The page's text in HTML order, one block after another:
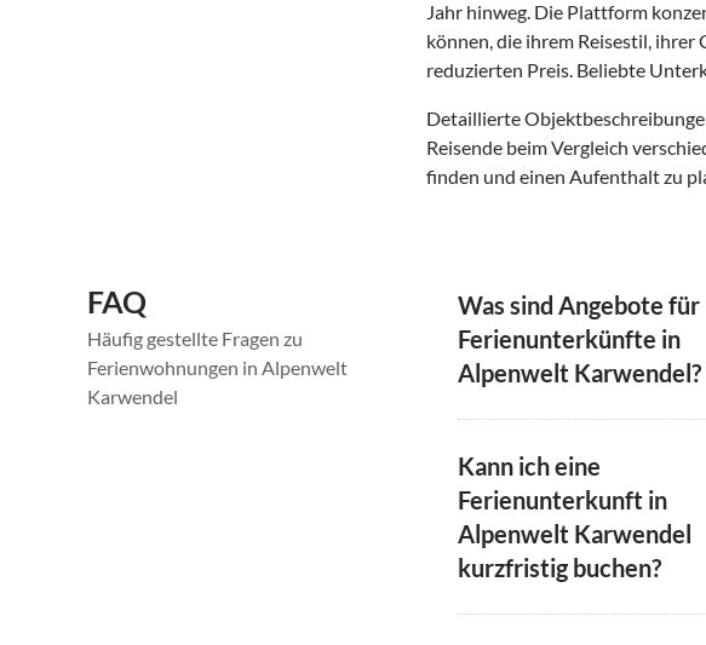
Jahr hinweg. Die Plattform
können, die ihrem Reisestil,
reduzierten Preis. Beliebte
Detaillierte
Reisende beim Vergleich
finden und einen Aufenthalt zu
FAQ
Häufig gestellte Fragen zu
Ferienwohnungen in Alpenwelt
Karwendel
Was sind Angebote für
Ferienunterkünfte in
Alpenwelt Karwendel?
Kann ich eine
Ferienunterkunft in
Alpenwelt Karwendel
kurzfristig buchen?